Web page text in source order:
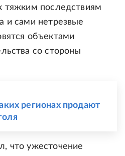
тяжким последствиям
и сами нетрезвые
объектами
со стороны
регионах продают
что ужесточение